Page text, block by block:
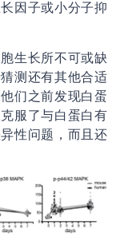
因子或小分子抑
生长所不可或缺
测还有其他合适
们之前发现白蛋
服了与白蛋白有
性问题，而且还